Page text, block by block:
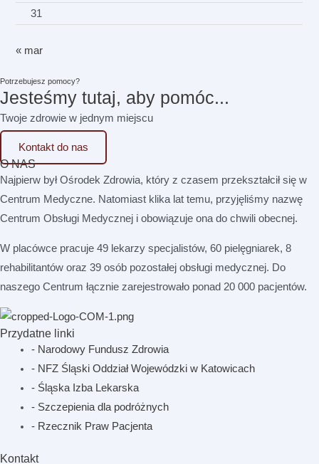
31
« mar
Potrzebujesz pomocy?
Jesteśmy tutaj, aby pomóc...
Twoje zdrowie w jednym miejscu
Kontakt do nas
O NAS
Najpierw był Ośrodek Zdrowia, który z czasem przekształcił się w
Centrum Medyczne. Natomiast klika lat temu, przyjęliśmy nazwę
Centrum Obsługi Medycznej i obowiązuje ona do chwili obecnej.
W placówce pracuje 49 lekarzy specjalistów, 60 pielęgniarek, 8
rehabilitantów oraz 39 osób pozostałej obsługi medycznej. Do
naszego Centrum łącznie zarejestrowało ponad 20 000 pacjentów.
Przydatne linki
- Narodowy Fundusz Zdrowia
- NFZ Śląski Oddział Wojewódzki w Katowicach
- Śląska Izba Lekarska
- Szczepienia dla podróżnych
- Rzecznik Praw Pacjenta
Kontakt